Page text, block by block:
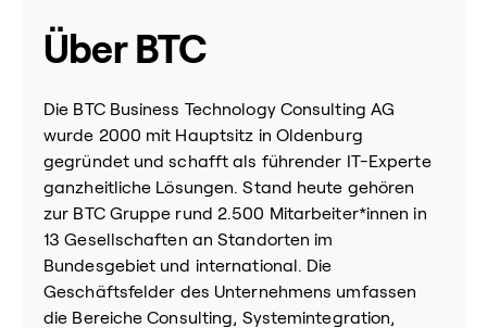
Über BTC
Die BTC Business Technology Consulting AG
wurde 2000 mit Hauptsitz in Oldenburg
gegründet und schafft als führender IT-Experte
ganzheitliche Lösungen. Stand heute gehören
zur BTC Gruppe rund 2.500 Mitarbeiter*innen in
13 Gesellschaften an Standorten im
Bundesgebiet und international. Die
Geschäftsfelder des Unternehmens umfassen
die Bereiche Consulting, Systemintegration,